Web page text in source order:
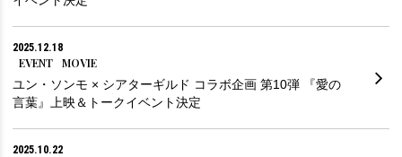
2025.12.18
EVENT
MOVIE
ユン・ソンモ × シアターギルド コラボ企画 第10弾 『愛の
言葉』上映＆トークイベント決定
2025.10.22